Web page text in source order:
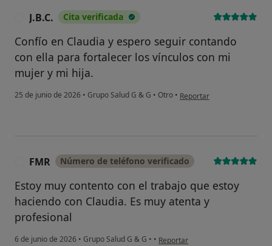
J.B.C. Cita verificada
Confío en Claudia y espero seguir contando
con ella para fortalecer los vínculos con mi
mujer y mi hija.
25 de junio de 2026 • Grupo Salud G & G • Otro • en opinión del usuario J.B.C.
Reportar
FMR Número de teléfono verificado
Estoy muy contento con el trabajo que estoy
haciendo con Claudia. Es muy atenta y
profesional
6 de junio de 2026 • Grupo Salud G & G • • en opinión del usuario FMR
Reportar